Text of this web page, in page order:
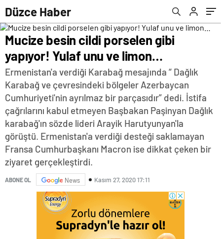
Düzce Haber
Mucize besin cildi porselen gibi
yapıyor! Yulaf unu ve limon…
Ermenistan'a verdiği Karabağ mesajında “ Dağlık
Karabağ ve çevresindeki bölgeler Azerbaycan
Cumhuriyeti'nin ayrılmaz bir parçasıdır” dedi. İstifa
çağrılarını kabul etmeyen Başbakan Paşinyan Dağlık
karabağ'ın sözde lideri Arayik Harutyunyan'la
görüştü. Ermenistan'a verdiği desteği saklamayan
Fransa Cumhurbaşkanı Macron ise dikkat çeken bir
ziyaret gerçekleştirdi.
ABONE OL News Kasım 27, 2020 17:11